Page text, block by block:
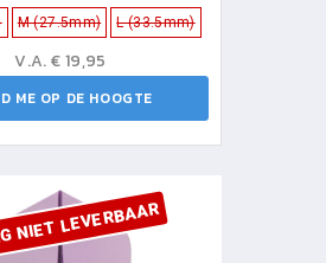
M (27.5mm) L (33.5mm)
V.A. € 19,95
ME OP DE HOOGTE
NIET LEVERBAAR